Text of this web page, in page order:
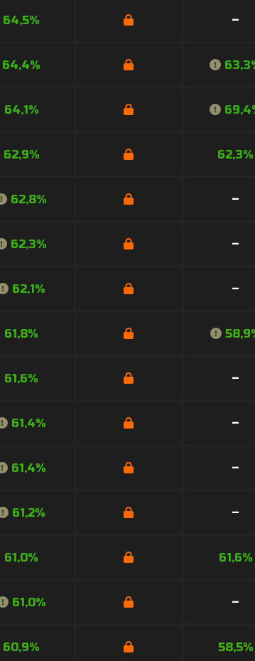
64,5% –
64,4%
64,1%
62,9% 62,3%
62,8% –
62,3% –
62,1% –
61,8%
61,6% –
61,4% –
61,4% –
61,2% –
61,0% 61,6%
61,0% –
60,9% 58,5%